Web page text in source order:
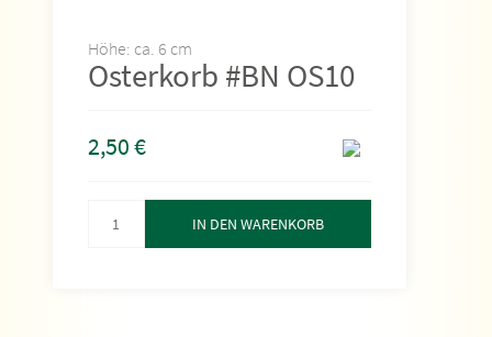
Höhe: ca. 6 cm
Osterkorb #BN OS10
2,50€
IN DEN WARENKORB